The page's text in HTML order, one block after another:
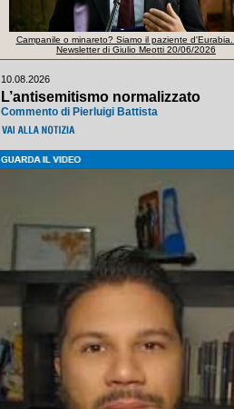
Campanile o minareto? Siamo il paziente d'Eurabia.
Newsletter di Giulio Meotti 20/06/2026
10.08.2026
L’antisemitismo normalizzato
Commento di Pierluigi Battista